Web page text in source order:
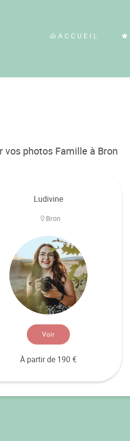
ACCUEIL
photos Famille à Bron
Ludivine
Bron
Voir
À partir de 190 €